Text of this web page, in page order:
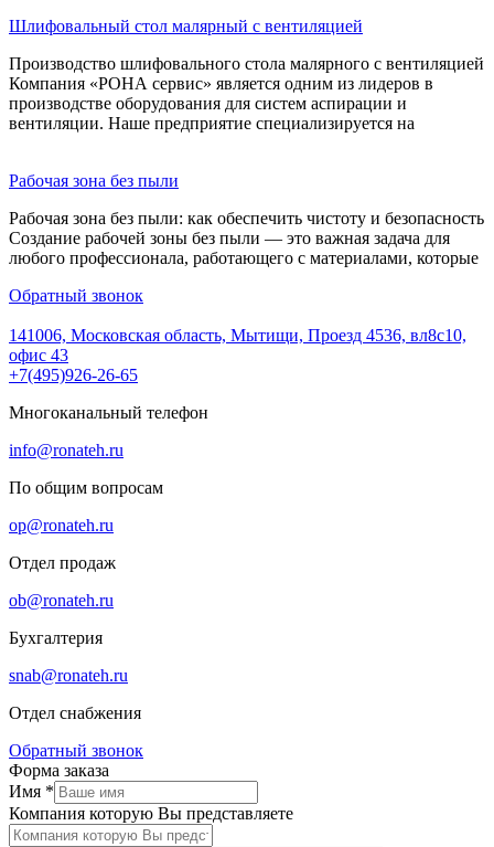
Шлифовальный стол малярный с вентиляцией
Производство шлифовального стола малярного с вентиляцией
Компания «РОНА сервис» является одним из лидеров в
производстве оборудования для систем аспирации и
вентиляции. Наше предприятие специализируется на
Рабочая зона без пыли
Рабочая зона без пыли: как обеспечить чистоту и безопасность
Создание рабочей зоны без пыли — это важная задача для
любого профессионала, работающего с материалами, которые
Обратный звонок
141006, Московская область, Мытищи, Проезд 4536, вл8с10,
офис 43
+7(495)926-26-65
Многоканальный телефон
info@ronateh.ru
По общим вопросам
op@ronateh.ru
Отдел продаж
ob@ronateh.ru
Бухгалтерия
snab@ronateh.ru
Отдел снабжения
Обратный звонок
Форма заказа
Имя *
Компания которую Вы представляете